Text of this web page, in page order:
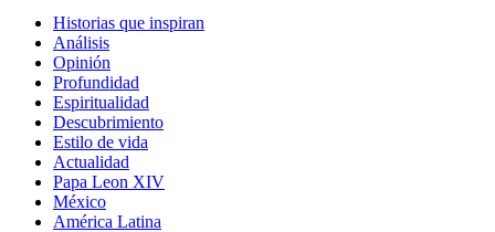
Historias que inspiran
Análisis
Opinión
Profundidad
Espiritualidad
Descubrimiento
Estilo de vida
Actualidad
Papa Leon XIV
México
América Latina